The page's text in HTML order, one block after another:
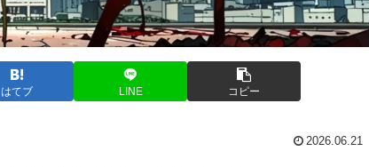
はてブ LINE コピー
2026.06.21